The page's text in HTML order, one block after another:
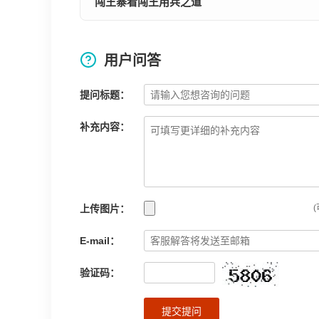
用户问答
提问标题：
补充内容：
上传图片： (
E-mail：
验证码：
提交提问